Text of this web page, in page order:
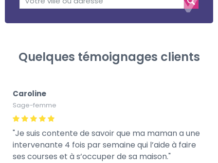
Quelques témoignages clients
Caroline
Sage-femme
Je suis contente de savoir que ma maman a une
intervenante 4 fois par semaine qui l’aide à faire
ses courses et à s’occuper de sa maison.